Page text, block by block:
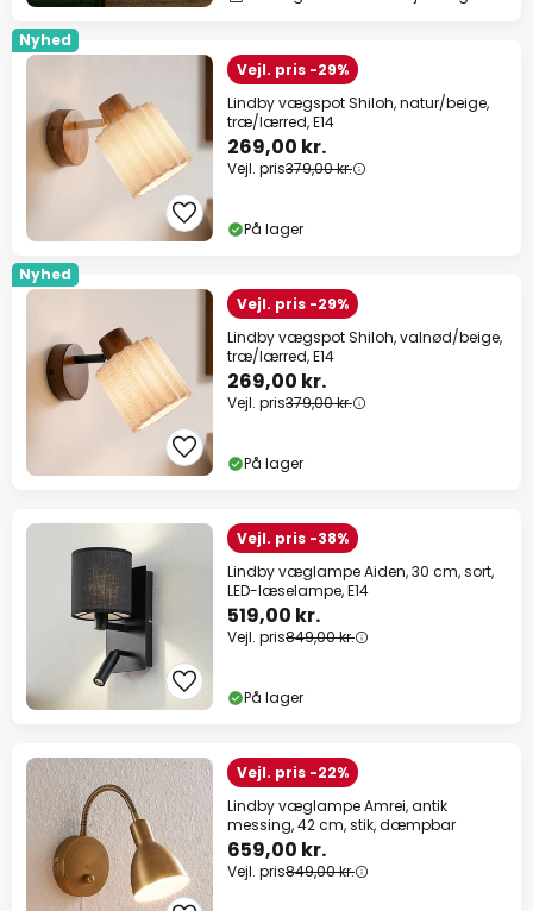
Nyhed
Vejl. pris -29%
Lindby vægspot Shiloh, natur/beige,
træ/lærred, E14
269,00 kr.
Vejl. pris379,00 kr.
På lager
Nyhed
Vejl. pris -29%
Lindby vægspot Shiloh, valnød/beige,
træ/lærred, E14
269,00 kr.
Vejl. pris379,00 kr.
På lager
Vejl. pris -38%
Lindby væglampe Aiden, 30 cm, sort,
LED-læselampe, E14
519,00 kr.
Vejl. pris849,00 kr.
På lager
Vejl. pris -22%
Lindby væglampe Amrei, antik
messing, 42 cm, stik, dæmpbar
659,00 kr.
Vejl. pris849,00 kr.